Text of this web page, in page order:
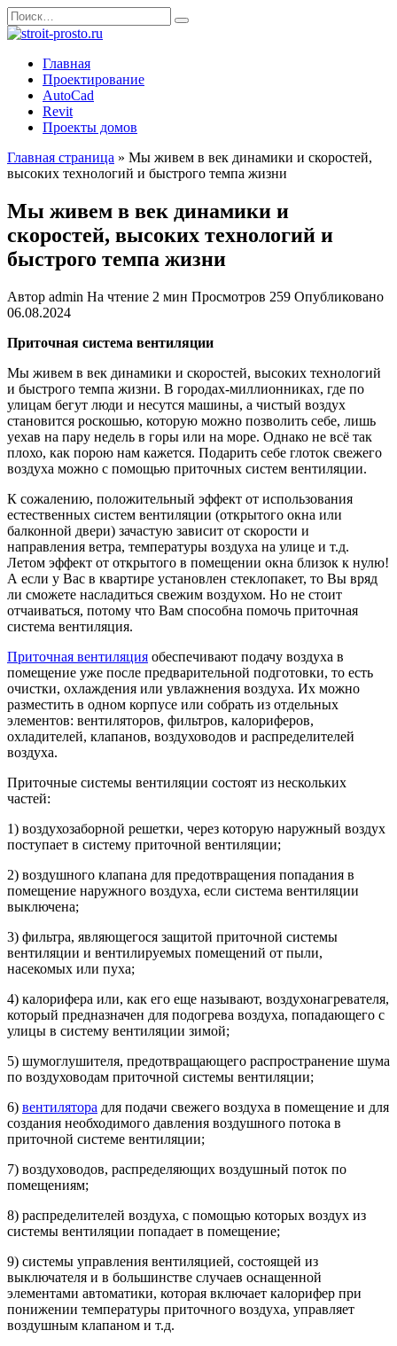
Перейти
к
содержанию
Search
for:
Главная
Проектирование
AutoCad
Revit
Проекты домов
Главная страница » Мы живем в век динамики и скоростей,
высоких технологий и быстрого темпа жизни
Мы живем в век динамики и
скоростей, высоких технологий и
быстрого темпа жизни
Автор admin На чтение 2 мин Просмотров 259 Опубликовано
06.08.2024
Приточная система вентиляции
Мы живем в век динамики и скоростей, высоких технологий
и быстрого темпа жизни. В городах-миллионниках, где по
улицам бегут люди и несутся машины, а чистый воздух
становится роскошью, которую можно позволить себе, лишь
уехав на пару недель в горы или на море. Однако не всё так
плохо, как порою нам кажется. Подарить себе глоток свежего
воздуха можно с помощью приточных систем вентиляции.
К сожалению, положительный эффект от использования
естественных систем вентиляции (открытого окна или
балконной двери) зачастую зависит от скорости и
направления ветра, температуры воздуха на улице и т.д.
Летом эффект от открытого в помещении окна близок к нулю!
А если у Вас в квартире установлен стеклопакет, то Вы вряд
ли сможете насладиться свежим воздухом. Но не стоит
отчаиваться, потому что Вам способна помочь приточная
система вентиляция.
Приточная вентиляция обеспечивают подачу воздуха в
помещение уже после предварительной подготовки, то есть
очистки, охлаждения или увлажнения воздуха. Их можно
разместить в одном корпусе или собрать из отдельных
элементов: вентиляторов, фильтров, калориферов,
охладителей, клапанов, воздуховодов и распределителей
воздуха.
Приточные системы вентиляции состоят из нескольких
частей:
1) воздухозаборной решетки, через которую наружный воздух
поступает в систему приточной вентиляции;
2) воздушного клапана для предотвращения попадания в
помещение наружного воздуха, если система вентиляции
выключена;
3) фильтра, являющегося защитой приточной системы
вентиляции и вентилируемых помещений от пыли,
насекомых или пуха;
4) калорифера или, как его еще называют, воздухонагревателя,
который предназначен для подогрева воздуха, попадающего с
улицы в систему вентиляции зимой;
5) шумоглушителя, предотвращающего распространение шума
по воздуховодам приточной системы вентиляции;
6) вентилятора для подачи свежего воздуха в помещение и для
создания необходимого давления воздушного потока в
приточной системе вентиляции;
7) воздуховодов, распределяющих воздушный поток по
помещениям;
8) распределителей воздуха, с помощью которых воздух из
системы вентиляции попадает в помещение;
9) системы управления вентиляцией, состоящей из
выключателя и в большинстве случаев оснащенной
элементами автоматики, которая включает калорифер при
понижении температуры приточного воздуха, управляет
воздушным клапаном и т.д.